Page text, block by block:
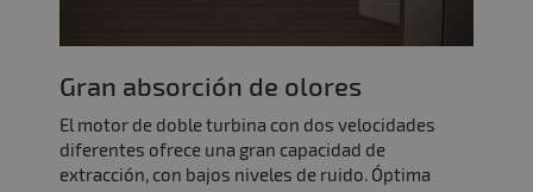
Gran absorción de olores
El motor de doble turbina con dos velocidades
diferentes ofrece una gran capacidad de
extracción, con bajos niveles de ruido. Óptima